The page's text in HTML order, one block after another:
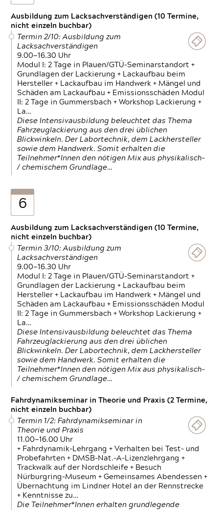
Ausbildung zum Lacksachverständigen (10 Termine,
nicht einzeln buchbar)
Termin 2/10: Ausbildung zum
Lacksachverständigen
9.00—16.30 Uhr
Modul I: 2 Tage in Plauen/GTÜ-Seminarstandort +
Grundlagen der Lackierung + Lackaufbau beim
Hersteller + Lackaufbau im Handwerk + Mängel und
Schäden am Lackaufbau + Emissionsschäden Modul
II: 2 Tage in Gummersbach + Workshop Lackierung +
La…
Diese Intensivausbildung beleuchtet das Thema
Fahrzeuglackierung aus den drei üblichen
Blickwinkeln. Der Labortechnik, dem Lackhersteller
sowie dem Handwerk. Somit erhalten die
Teilnehmer*Innen den nötigen Mix aus physikalisch-
/ chemischem Grundlage…
6
Ausbildung zum Lacksachverständigen (10 Termine,
nicht einzeln buchbar)
Termin 3/10: Ausbildung zum
Lacksachverständigen
9.00—16.30 Uhr
Modul I: 2 Tage in Plauen/GTÜ-Seminarstandort +
Grundlagen der Lackierung + Lackaufbau beim
Hersteller + Lackaufbau im Handwerk + Mängel und
Schäden am Lackaufbau + Emissionsschäden Modul
II: 2 Tage in Gummersbach + Workshop Lackierung +
La…
Diese Intensivausbildung beleuchtet das Thema
Fahrzeuglackierung aus den drei üblichen
Blickwinkeln. Der Labortechnik, dem Lackhersteller
sowie dem Handwerk. Somit erhalten die
Teilnehmer*Innen den nötigen Mix aus physikalisch-
/ chemischem Grundlage…
Fahrdynamikseminar in Theorie und Praxis (2 Termine,
nicht einzeln buchbar)
Termin 1/2: Fahrdynamikseminar in
Theorie und Praxis
11.00—16.00 Uhr
+ Fahrdynamik-Lehrgang + Verhalten bei Test- und
Probefahrten + DMSB-Nat.-A-Lizenzlehrgang +
Trackwalk auf der Nordschleife + Besuch
Nürburgring-Museum + Gemeinsames Abendessen +
Übernachtung im Lindner Hotel an der Rennstrecke
+ Kenntnisse zu…
Die Teilnehmer*Innen erhalten grundlegende